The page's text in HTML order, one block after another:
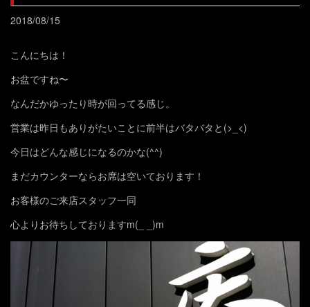
2018/08/15
こんにちは！
お盆ですね〜
なんだかゆったり時が回ってる感じ。
営業は昨日もありがたいことに前半はバタバタと(>_<)
今日はどんな感じになるのかな(^^)
まだカウンターならお席は空いております！
お客様のご来店スタッフ一同
心よりお待ちしておりますm(_ _)m